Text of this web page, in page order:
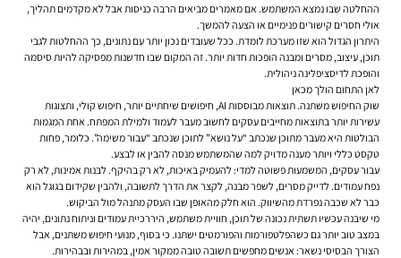
ההחלטה שבו נמצא המשתמש. אם מאמרים מביאים הרבה כניסות אבל לא מקדמים תהליך,
אולי חסרים קישורים פנימיים או הצעה להמשך.
היתרון הגדול הוא שזו מערכת לומדת. ככל שעובדים נכון יותר עם נתונים, כך ההחלטות לגבי
תוכן, עיצוב, מסרים ומבנה הופכות חדות יותר. זה המקום שבו חדשנות מפסיקה להיות סיסמה
והופכת לדיסציפלינה ניהולית.
לאן התחום הולך מכאן
שוק החיפוש משתנה. תוצאות מבוססות AI, חיפושים שיחתיים יותר, חיפוש קולי, ותצוגות
עשירות יותר בתוצאות מחייבים עסקים לחשוב מעבר לעמוד ולמילת המפתח. אחת המגמות
הבולטות היא מעבר מתוכן שנכתב “על נושא” לתוכן שנכתב “עבור משימה”. כלומר, פחות
טקסט כללי ויותר מענה מדויק למה שהמשתמש מנסה להבין או לבצע.
עבור עסקים, המשמעות פשוטה למדי: להעמיק באיכות, לא רק בהיקף. לבנות אמינות, לא רק
נפח עמודים. לדייק מסרים, לשפר מבנה, לקצר את הדרך לתשובה, ולהבין שקידום בגוגל הוא
כבר לא שכבה נפרדת מהשיווק. הוא חלק מהאופן שבו העסק מתנהל מול הביקוש.
מי שיבנה עכשיו תשתית נכונה של תוכן, חוויית משתמש, היררכיית עמודים וניתוח נתונים, יהיה
במצב טוב יותר גם כשהפלטפורמות והפורמטים ישתנו. כי בסוף, מנועי חיפוש משתנים, אבל
הצורך הבסיסי נשאר: אנשים מחפשים תשובה טובה ממקור אמין, במהירות ובבהירות.